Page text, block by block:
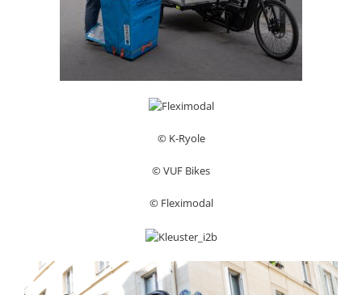
© K-Ryole
© VUF Bikes
© Fleximodal